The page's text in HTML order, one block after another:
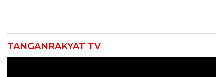
TANGANRAKYAT TV